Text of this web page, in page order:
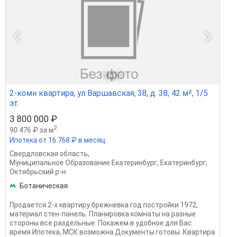
1 из 1
2-комн квартира, ул Варшавская, 38, д. 38, 42 м², 1/5
эт.
3 800 000 ₽
90 476 ₽ за м2
Ипотека от 16 768 ₽ в месяц
Свердловская область,
Муниципальное Образование Екатеринбург, Екатеринбург,
Октябрьский р-н
Ботаническая
Продается 2-х квартиру брежневка год постройки 1972,
материал стен-панель. Планировка комнаты на разные
стороны все раздельные. Покажем в удобное для Вас
время.Ипотека, МСК возможна.Документы готовы. Квартира